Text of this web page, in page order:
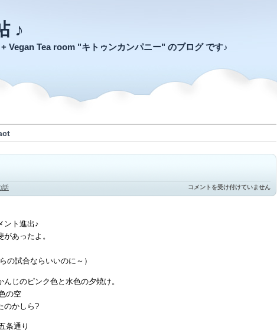
♪
Vegan Tea room "キトゥンカンパニー" のブログ です♪
話
寝
不
コメントを受け付けていません
ント進出♪
あったよ。
の試合ならいいのに～）
じのピンク色と水色の夕焼け。
のかしら?